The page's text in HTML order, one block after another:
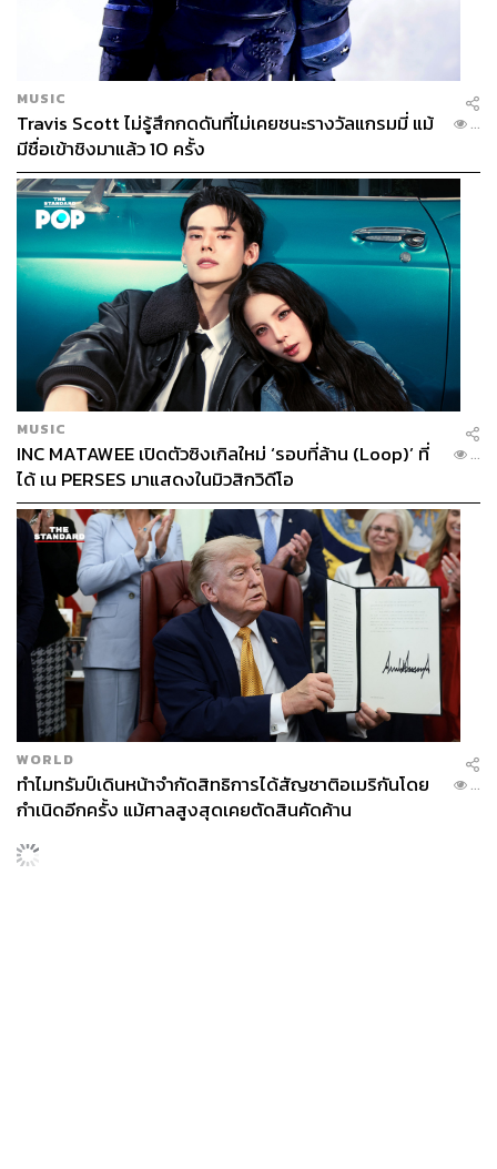
MUSIC
Travis Scott ไม่รู้สึกกดดันที่ไม่เคยชนะรางวัลแกรมมี่ แม้
มีชื่อเข้าชิงมาแล้ว 10 ครั้ง
...
MUSIC
INC MATAWEE เปิดตัวซิงเกิลใหม่ ‘รอบที่ล้าน (Loop)’ ที่
ได้ เน PERSES มาแสดงในมิวสิกวิดีโอ
...
WORLD
ทำไมทรัมป์เดินหน้าจำกัดสิทธิการได้สัญชาติอเมริกันโดย
กำเนิดอีกครั้ง แม้ศาลสูงสุดเคยตัดสินคัดค้าน
...